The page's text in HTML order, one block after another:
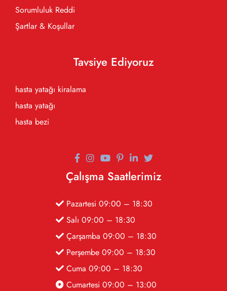
Sorumluluk Reddi
Şartlar & Koşullar
Tavsiye Ediyoruz
hasta yatağı kiralama
hasta yatağı
hasta bezi
Çalışma Saatlerimiz
Pazartesi 09:00 – 18:30
Salı 09:00 – 18:30
Çarşamba 09:00 – 18:30
Perşembe 09:00 – 18:30
Cuma 09:00 – 18:30
Cumartesi 09:00 – 13:00